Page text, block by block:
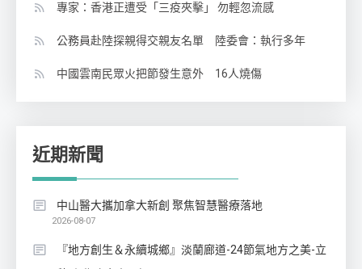
專家：香港正遭受「三疫夾擊」 勿輕忽流感
公務員赴陸探親得交親友名單 陸委會：執行多年
中國雲南民眾火把節發生意外 16人燒傷
近期新聞
中山醫大攜加拿大新創 聚焦智慧醫療落地
2026-08-07
『地方創生＆永續城鄉』淡蘭廊道-24節氣地方之美-立